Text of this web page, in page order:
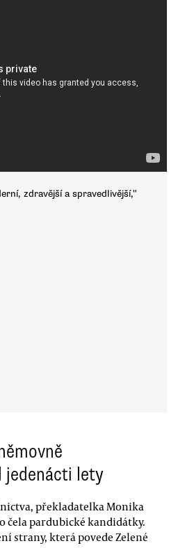
zdravější a spravedlivější,"
jedenácti lety
překladatelka Monika
čela pardubické kandidátky.
strany, která povede Zelené